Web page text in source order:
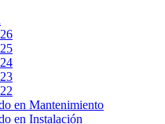
en Mantenimiento
en Instalación